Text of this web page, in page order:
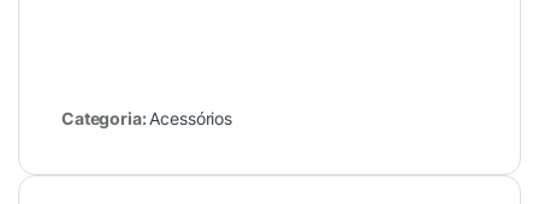
Categoria:Acessórios